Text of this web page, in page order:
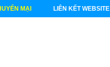
MẠI LIÊN KẾT WEBSITE